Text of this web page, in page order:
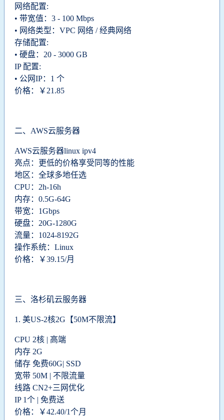
网络配置:
• 带宽值：3 - 100 Mbps
• 网络类型：VPC 网络 / 经典网络
存储配置:
• 硬盘：20 - 3000 GB
IP 配置:
• 公网IP：1 个
价格：￥21.85
二、AWS云服务器
AWS云服务器linux ipv4
亮点：更低的价格享受同等的性能
地区：全球多地任选
CPU：2h-16h
内存：0.5G-64G
带宽：1Gbps
硬盘：20G-1280G
流量：1024-8192G
操作系统：Linux
价格：￥39.15/月
三、洛杉矶云服务器
1. 美US-2核2G【50M不限流】
CPU 2核 | 高端
内存 2G
储存 免费60G| SSD
宽带 50M | 不限流量
线路 CN2+三网优化
IP 1个 | 免费送
价格：￥42.40/1个月